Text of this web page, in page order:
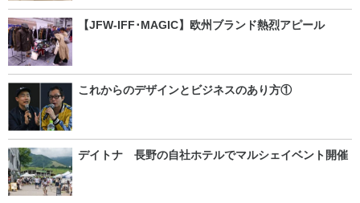
【JFW-IFF･MAGIC】欧州ブランド熱烈アピール
これからのデザインとビジネスのあり方①
デイトナ 長野の自社ホテルでマルシェイベント開催